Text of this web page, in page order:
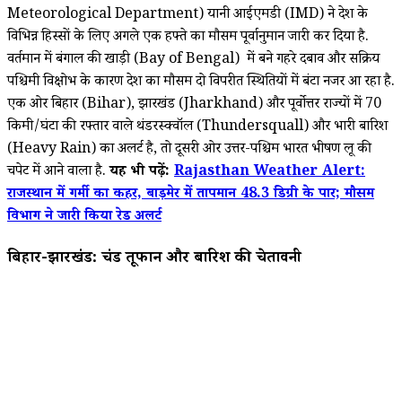
Meteorological Department) यानी आईएमडी (IMD) ने देश के
विभिन्न हिस्सों के लिए अगले एक हफ्ते का मौसम पूर्वानुमान जारी कर दिया है.
वर्तमान में बंगाल की खाड़ी (Bay of Bengal) में बने गहरे दबाव और सक्रिय
पश्चिमी विक्षोभ के कारण देश का मौसम दो विपरीत स्थितियों में बंटा नजर आ रहा है.
एक ओर बिहार (Bihar), झारखंड (Jharkhand) और पूर्वोत्तर राज्यों में 70
किमी/घंटा की रफ्तार वाले थंडरस्क्वॉल (Thundersquall) और भारी बारिश
(Heavy Rain) का अलर्ट है, तो दूसरी ओर उत्तर-पश्चिम भारत भीषण लू की
चपेट में आने वाला है.यह भी पढ़ें: Rajasthan Weather Alert:
राजस्थान में गर्मी का कहर, बाड़मेर में तापमान 48.3 डिग्री के पार; मौसम
विभाग ने जारी किया रेड अलर्ट
बिहार-झारखंड: प्रचंड तूफान और बारिश की चेतावनी